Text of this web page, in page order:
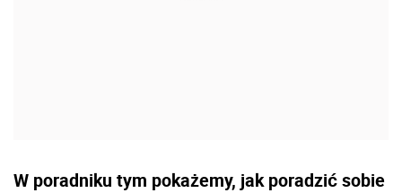
W poradniku tym pokażemy, jak poradzić sobie